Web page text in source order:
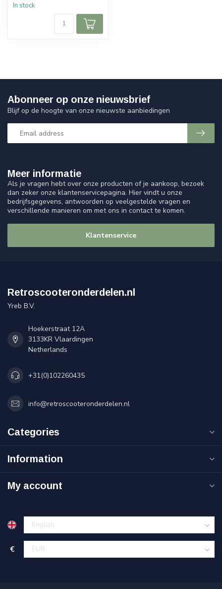
In stock
Meer informatie
Als je vragen hebt over onze producten of je aankoop, bezoek
dan zeker onze klantenservicepagina. Hier vindt u onze
bedrijfsgegevens, antwoorden op veelgestelde vragen en
verschillende manieren om met ons in contact te komen.
Klantenservice
Abonneer op onze nieuwsbrief
Blijf op de hoogte van onze nieuwste aanbiedingen
Retroscooteronderdelen.nl
Yreb B.V.
Hoekerstraat 12A
3133KR Vlaardingen
Netherlands
+31(0)102260435
info@retroscooteronderdelen.nl
Categories
Information
My account
€